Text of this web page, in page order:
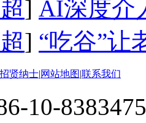
] AI深度介
] “吃谷”让
招贤纳士|网站地图|联系我们
10-